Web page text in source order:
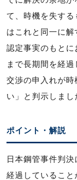
て、時機を失す
はこれと同一に
認定事実のもと
まで長期間を経
交渉の申入れが
い」と判示しまし
ポイント・解説
日本鋼管事件判
経過しているこ